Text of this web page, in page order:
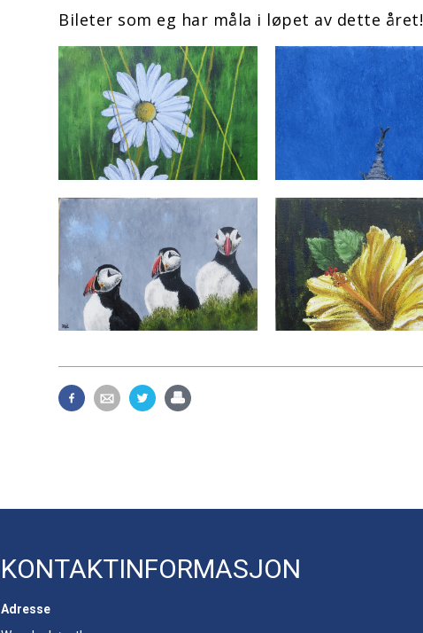
Bileter som eg har måla i løpet av dette året!
KONTAKTINFORMASJON
Adresse